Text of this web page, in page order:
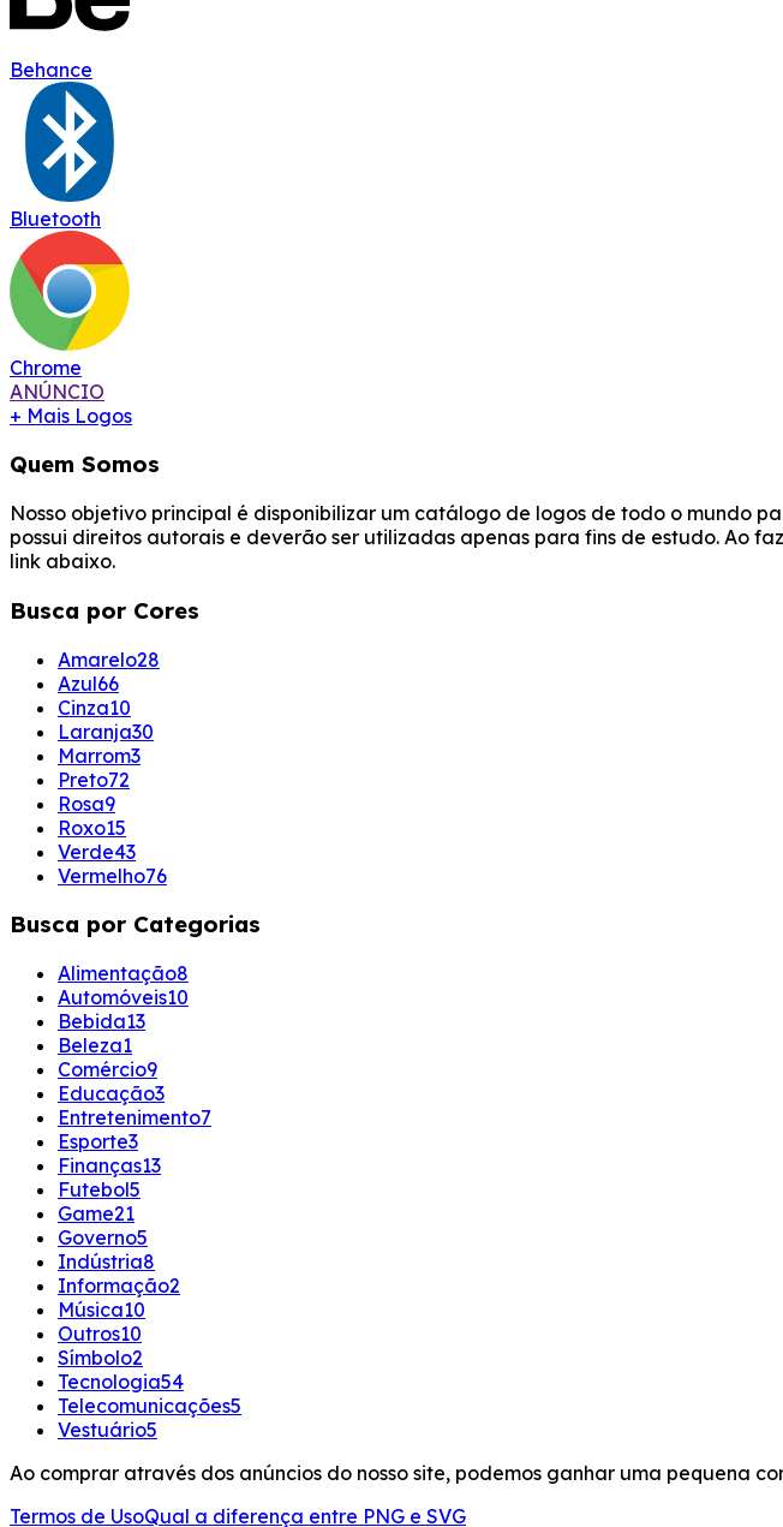
Behance
Bluetooth
Chrome
ANÚNCIO
+ Mais Logos
Quem Somos
Nosso objetivo principal é disponibilizar um catálogo de logos de todo o mundo
possui direitos autorais e deverão ser utilizadas apenas para fins de estudo. Ao
link abaixo.
Busca por Cores
Amarelo28
Azul66
Cinza10
Laranja30
Marrom3
Preto72
Rosa9
Roxo15
Verde43
Vermelho76
Busca por Categorias
Alimentação8
Automóveis10
Bebida13
Beleza1
Comércio9
Educação3
Entretenimento7
Esporte3
Finanças13
Futebol5
Game21
Governo5
Indústria8
Informação2
Música10
Outros10
Símbolo2
Tecnologia54
Telecomunicações5
Vestuário5
Ao comprar através dos anúncios do nosso site, podemos ganhar uma pequena
Termos de UsoQual a diferença entre PNG e SVG